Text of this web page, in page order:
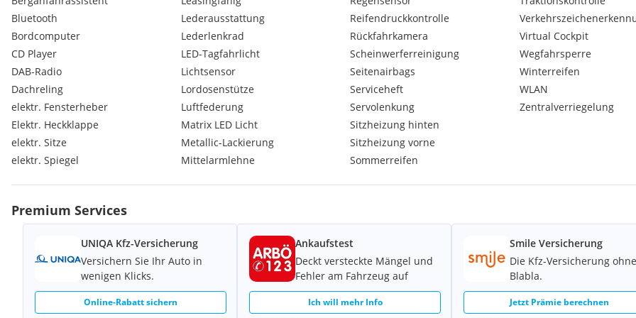
LM-Felgen 9x20 (5-Speichen, Turbinen-Design)
Matrix-LED-Scheinwerfer
Mittelarmlehne vorn Komfortausstattung
Perleffekt-Lackierung
Rückfahrkamera
Rücksitze (2. Reihe) verschiebbar (plus)
Schließ-/Startsystem Advanced Key (Komfortschlüssel)
Sound-System Bang & Olufsen
Sound-System BOSE
Sperrdifferential
Weitere Ausstattung:
Anti-Blockier-System (ABS)
Antriebsart: Allradantrieb
Audi connect (Internetbasierende Dienste)
Audi Drive Select
Audi music interface
Außenspiegel Wagenfarbe
Bedienelemente Glasoptik, inkl. erweiterter Aluminium-Optik
Bremsassistent
Bluetooth
Bordcomputer
CD Player
DAB-Radio
Dachreling
elektr. Fensterheber
Elektr. Heckklappe
elektr. Sitze
elektr. Spiegel
Lederausstattung
Lederlenkrad
LED-Tagfahrlicht
Lichtsensor
Lordosenstütze
Luftfederung
Matrix LED Licht
Metallic-Lackierung
Mittelarmlehne
Reifendruckkontrolle
Rückfahrkamera
Scheinwerferreinigung
Seitenairbags
Serviceheft
Servolenkung
Sitzheizung hinten
Sitzheizung vorne
Sommerreifen
Virtual Cockpit
Wegfahrsperre
Winterreifen
WLAN
Zentralverriegelung
Premium Services
UNIQA Kfz-Versicherung
Versichern Sie Ihr Auto in
wenigen Klicks.
Online-Rabatt sichern
Ankaufstest
Deckt versteckte Mängel und
Fehler am Fahrzeug auf
Ich will mehr Info
Smile Versicherung
Die Kfz-Versicherung ohne
Blabla.
Jetzt Prämie berechnen